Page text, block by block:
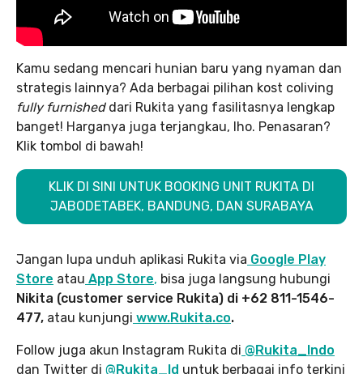
Kamu sedang mencari hunian baru yang nyaman dan
strategis lainnya? Ada berbagai pilihan kost coliving
fully furnished dari Rukita yang fasilitasnya lengkap
banget! Harganya juga terjangkau, lho. Penasaran?
Klik tombol di bawah!
KLIK DI SINI UNTUK BOOKING UNIT RUKITA DI
JABODETABEK, BANDUNG, DAN SURABAYA
Jangan lupa unduh aplikasi Rukita via Google Play
Store atau App Store, bisa juga langsung hubungi
Nikita (customer service Rukita) di +62 811-1546-
477, atau kunjungi www.Rukita.co.
Follow juga akun Instagram Rukita di @Rukita_Indo
dan Twitter di @Rukita_Id untuk berbagai info terkini